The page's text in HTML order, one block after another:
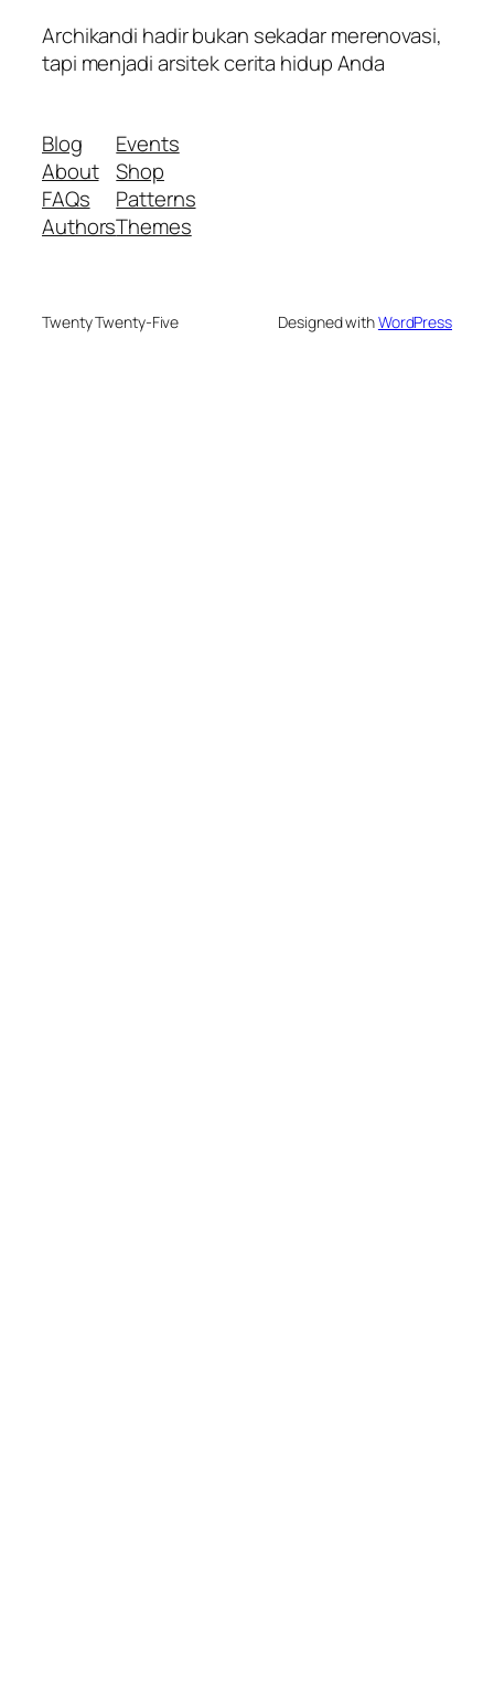
Archikandi hadir bukan sekadar merenovasi,
tapi menjadi arsitek cerita hidup Anda
Blog
About
FAQs
Authors
Events
Shop
Patterns
Themes
Twenty Twenty-Five Designed withWordPress